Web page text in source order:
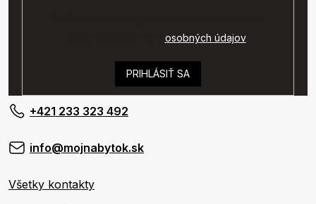
osobných údajov.
PRIHLÁSIŤ SA
+421 233 323 492
info@mojnabytok.sk
Všetky kontakty